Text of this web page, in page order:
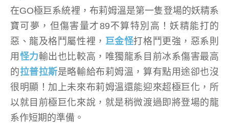
在GO極巨系統裡，布莉姆溫是第一隻登場的妖精系
寶可夢，但傷害量才89不算特別高！妖精能打的
惡、龍及格鬥屬性裡， 巨金怪打格鬥更強，惡系則
用 怪力輸出也比較高，唯獨龍系目前冰系傷害最高
的拉普拉斯是略輸給布莉姆溫，算有點用途卻也沒
很明顯！加上未來布莉姆溫還能迎來超極巨化，所
以就目前極巨化來說，就是稍微渡過即將登場的龍
系作短期的準備。